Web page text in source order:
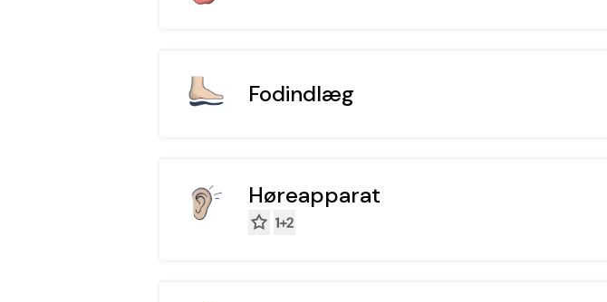
Fodindlæg
Høreapparat